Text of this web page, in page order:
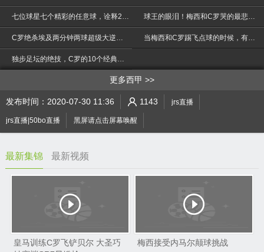
> 七位球星七个精彩的任意球，诠释2019最完美的弧线球 球王的眼泪！梅西和C罗哭的最悲惨一次
C罗绝杀埃及两分钟两球超级大逆转永不放弃的C罗太可怕了！ 当梅西和C罗踢飞点球的时候，有谁可以明白他们内心的痛
独步足坛的绝技，C罗的10个经典任意球，精彩进球不容错过
更多西甲
发布时间：2020-07-30 11:36 1143 jrs直播
jrs直播|50bo直播 黑屏请点击屏幕唤醒
最新集锦 最新视频
皇马训练C罗飞铲贝尔 大圣巧
梅西接受内马尔颠球挑战